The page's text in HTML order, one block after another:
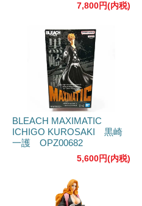
7,800円(内税)
BLEACH MAXIMATIC
ICHIGO KUROSAKI 黒崎
一護 OPZ00682
5,600円(内税)